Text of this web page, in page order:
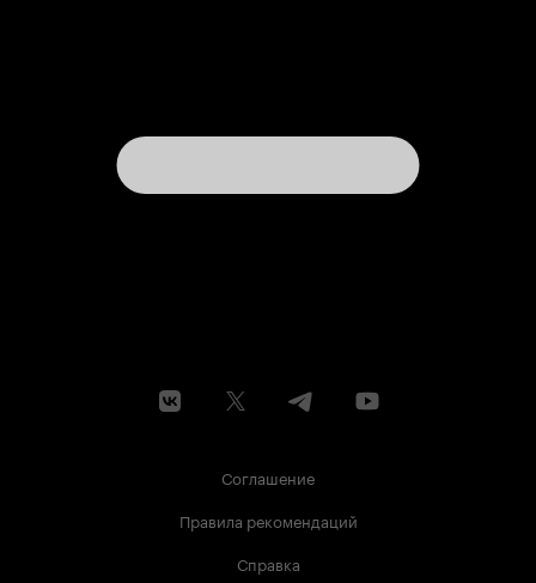
Соглашение
Правила рекомендаций
Справка